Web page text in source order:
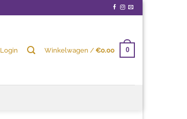
Login Winkelwagen /€0.00 0